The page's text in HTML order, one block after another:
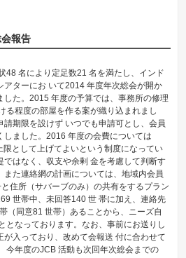
報告
48 名により定足数21 名を満たし、インド
アターにお いて2014 年度年次総会が開か
した。2015 年度の予算では、事務所の修理
る程度の部屋を作る案が織り込まれまし
期限を設けず いつでも申請可とし、会員
しました。2016 年度の会費については
として上げてよいという制度になってい
ではなく、収支や余剰 金を考慮して判断す
また連絡網の計画については、地域内会員
住所（サバーブのみ）の共有をするプラン
世帯中、未回答140 世 帯に加え、連絡先
（同意81 世帯）あることから、ニーズ自
となっております。なお、事前にお送りし
入っており、改めて会報送 付に合わせて
今年度のJCB 活動も次回年次総会までの